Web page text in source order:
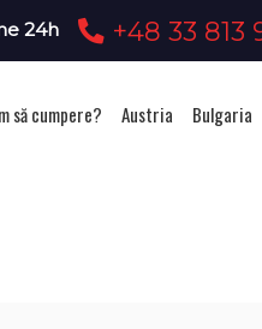
24h +48 33 813
să cumpere? Austria Bulgaria